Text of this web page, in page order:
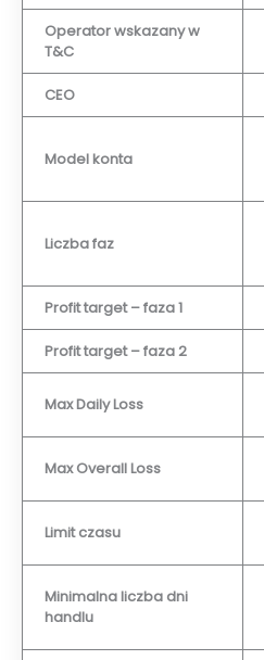
Operator wskazany w
T&C
CEO
Model konta
Liczba faz
Profit target – faza 1
Profit target – faza 2
Max Daily Loss
Max Overall Loss
Limit czasu
Minimalna liczba dni
handlu